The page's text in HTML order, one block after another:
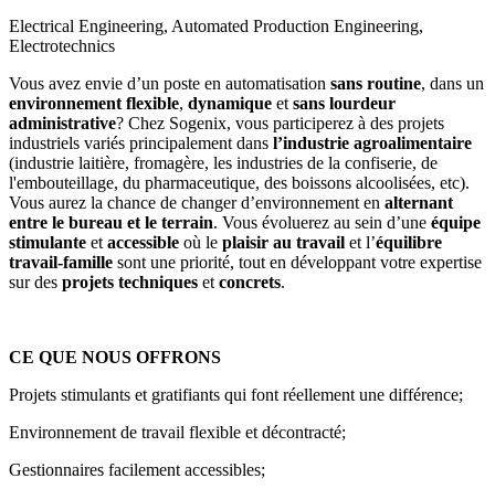
Electrical Engineering, Automated Production Engineering,
Electrotechnics
Vous avez envie d’un poste en automatisation sans routine, dans un
environnement flexible, dynamique etsans lourdeur
administrative? Chez Sogenix, vous participerez à des projets
industriels variés principalement dans l’industrie agroalimentaire
(industrie laitière, fromagère, les industries de la confiserie, de
l'embouteillage, du pharmaceutique, des boissons alcoolisées, etc).
Vous aurez la chance de changer d’environnement en alternant
entre le bureau et le terrain. Vous évoluerez au sein d’une équipe
stimulante etaccessible où le plaisir au travail et l’équilibre
travail-famille sont une priorité, tout en développant votre expertise
sur des projets techniques etconcrets.
CE QUE NOUS OFFRONS
Projets stimulants et gratifiants qui font réellement une différence;
Environnement de travail flexible et décontracté;
Gestionnaires facilement accessibles;